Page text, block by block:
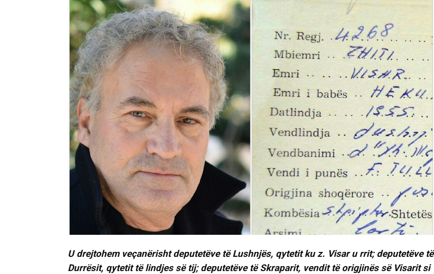
U drejtohem veçanërisht deputetëve të Lushnjës, qytetit ku z. Visar u rrit; deputetëve të
Durrësit, qytetit të lindjes së tij; deputetëve të Skraparit, vendit të origjinës së Visarit si